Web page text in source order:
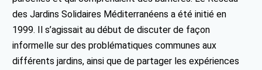
des Jardins Solidaires Méditerranéens a été initié en
1999. Il s’agissait au début de discuter de façon
informelle sur des problématiques communes aux
différents jardins, ainsi que de partager les expériences